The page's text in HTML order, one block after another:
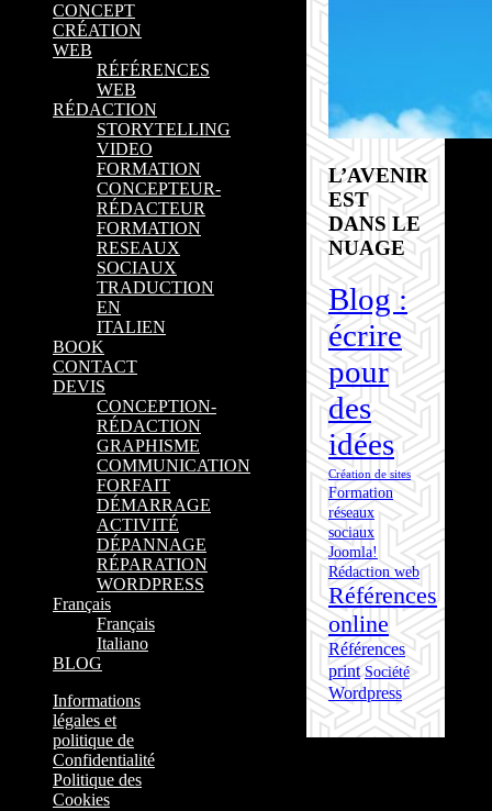
L’AVENIR
EST
DANS LE
NUAGE
Blog :
écrire
pour
des
idées
Création de sites
Formation
réseaux
sociaux
Joomla!
Rédaction web
Références
online
Références
print Société
Wordpress
CONCEPT
CRÉATION
WEB
RÉFÉRENCES
WEB
RÉDACTION
STORYTELLING
VIDEO
FORMATION
CONCEPTEUR-
RÉDACTEUR
FORMATION
RESEAUX
SOCIAUX
TRADUCTION
EN
ITALIEN
BOOK
CONTACT
DEVIS
CONCEPTION-
RÉDACTION
GRAPHISME
COMMUNICATION
FORFAIT
DÉMARRAGE
ACTIVITÉ
DÉPANNAGE
RÉPARATION
WORDPRESS
Français
Français
Italiano
BLOG
Informations
légales et
politique de
Confidentialité
Politique des
Cookies